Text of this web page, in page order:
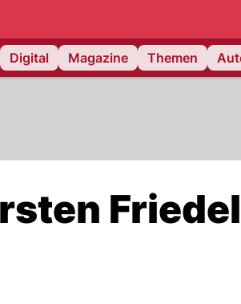
Digital Magazine Themen
Friedel